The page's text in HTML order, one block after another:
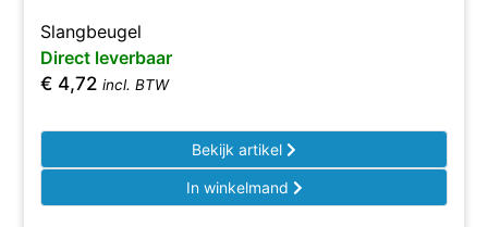
Slangbeugel
Direct leverbaar
€ 4,72 incl. BTW
Bekijk artikel
In winkelmand